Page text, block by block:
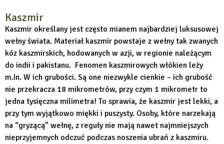
Kaszmir
Kaszmir określany jest często mianem najbardziej luksusowej
wełny świata. Materiał kaszmir powstaje z wełny tak zwanych
kóz kaszmirskich, hodowanych w azji, w regionie należącym
do indii i pakistanu. Fenomen kaszmirowych włókien leży
m.In. W ich grubości. Są one niezwykle cienkie – ich grubość
nie przekracza 18 mikrometrów, przy czym 1 mikrometr to
jedna tysięczna milimetra! To sprawia, że kaszmir jest lekki, a
przy tym wyjątkowo miękki i puszysty. Osoby, które narzekają
na “gryzącą” wełnę, z reguły nie mają nawet najmniejszych
nieprzyjemnych odczuć podczas noszenia ubrań z kaszmiru.